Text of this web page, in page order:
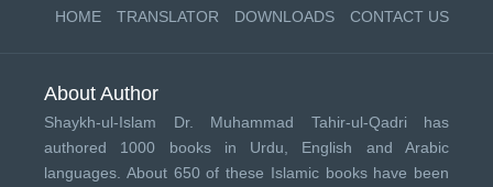
HOME TRANSLATOR DOWNLOADS CONTACT US
About Author
Shaykh-ul-Islam Dr. Muhammad Tahir-ul-Qadri has
authored 1000 books in Urdu, English and Arabic
languages. About 650 of these Islamic books have been